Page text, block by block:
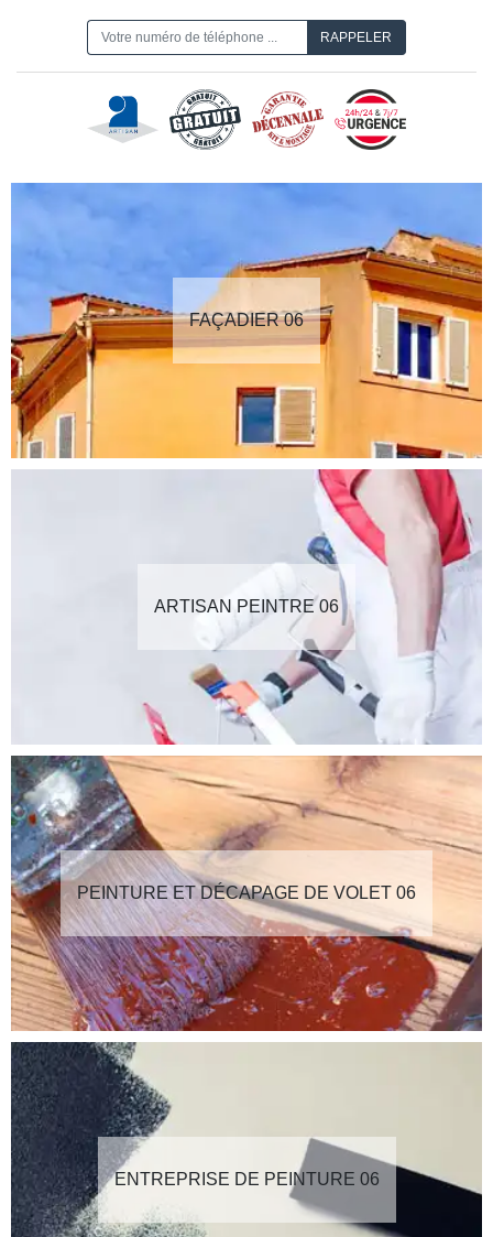
FAÇADIER 06
ARTISAN PEINTRE 06
PEINTURE ET DÉCAPAGE DE VOLET 06
ENTREPRISE DE PEINTURE 06